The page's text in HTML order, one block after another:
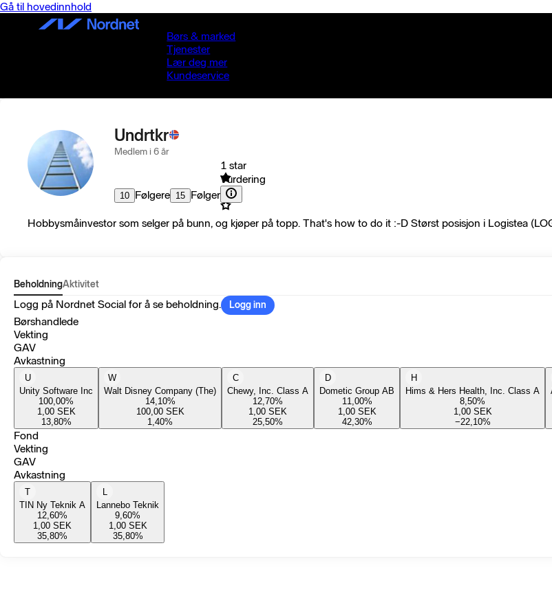
Gå til hovedinnhold
Børs & marked
Tjenester
Lær deg mer
Kundeservice
Undrtkr
Medlem i 6 år
10 Følgere 15 Følger
1 star
Vurdering
Hobbysmåinvestor som selger på bunn, og kjøper på topp. That's how to do it :-D Størst posisjon i Logistea
BeholdningAktivitet
Logg på Nordnet Social for å se beholdning. Logg inn
Børshandlede
Vekting
GAV
Avkastning
U
Unity Software Inc
100,00%
1,00 SEK
13,80%
W
Walt Disney Company (The)
14,10%
100,00 SEK
1,40%
C
Chewy, Inc. Class A
12,70%
1,00 SEK
25,50%
D
Dometic Group AB
11,00%
1,00 SEK
42,30%
H
Hims & Hers Health, Inc. Class A
8,50%
1,00 SEK
−22,10%
Fond
Vekting
GAV
Avkastning
T
TIN Ny Teknik A
12,60%
1,00 SEK
35,80%
L
Lannebo Teknik
9,60%
1,00 SEK
35,80%